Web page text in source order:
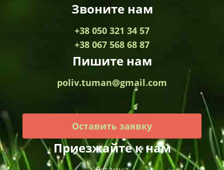
Звоните нам
+38 050 321 34 57
+38 067 568 68 87
Пишите нам
poliv.tuman@gmail.com
Оставить заявку
Приезжайте к нам